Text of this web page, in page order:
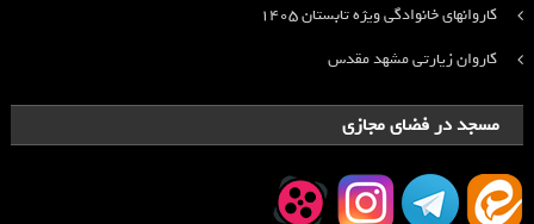
کاروانهای خانوادگی ویژه تابستان ۱۴۰۵
کاروان زیارتی مشهد مقدس
مسجد در فضای مجازی